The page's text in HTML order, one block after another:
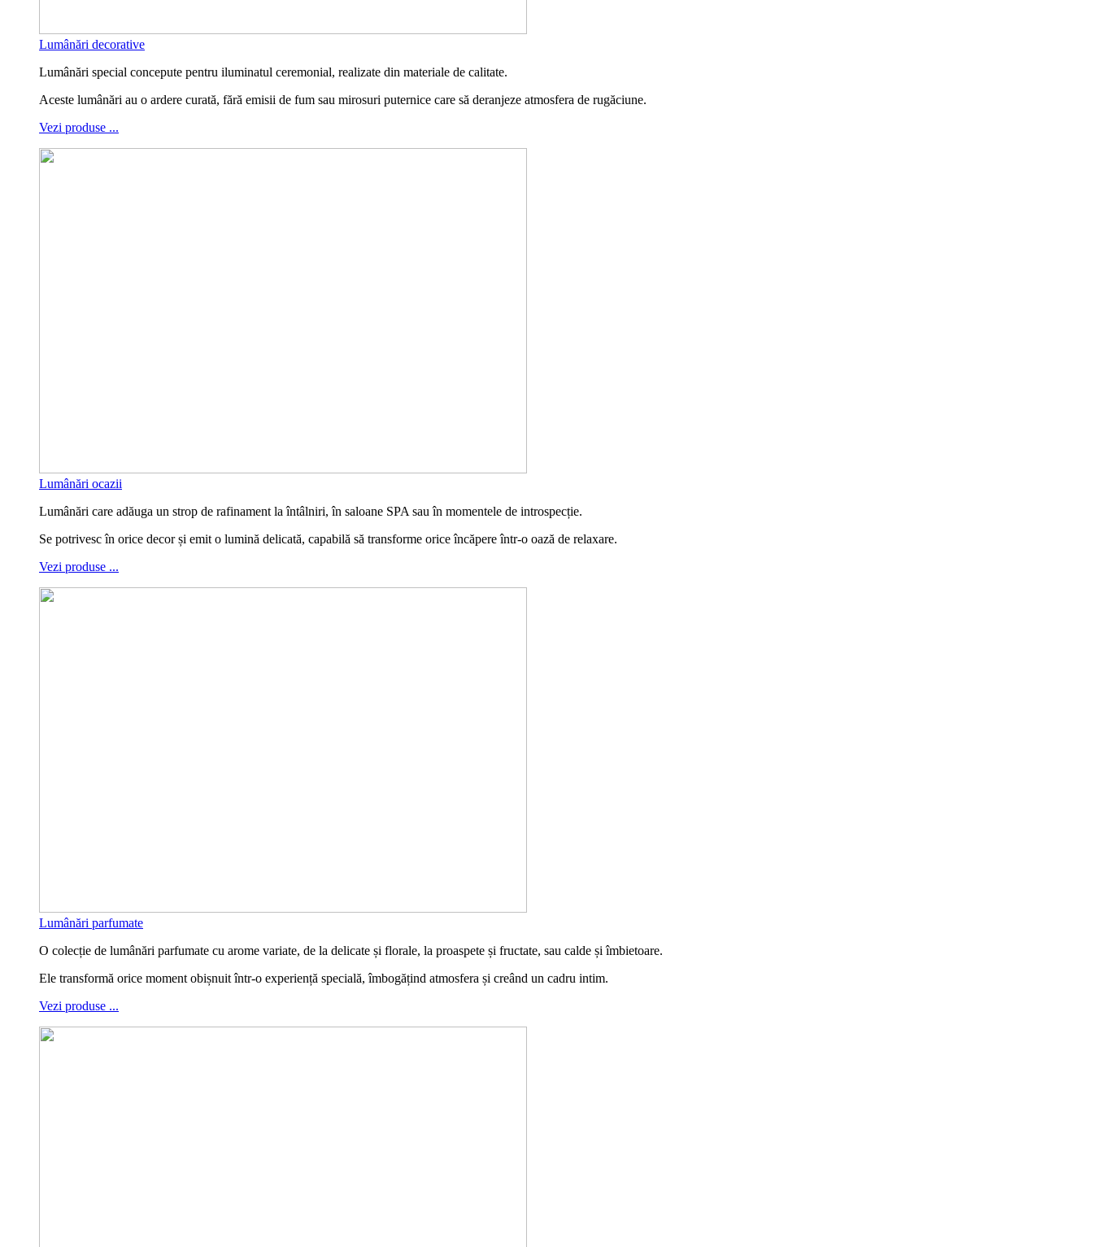
Lumânări decorative
Lumânări special concepute pentru iluminatul ceremonial, realizate din materiale de calitate.
Aceste lumânări au o ardere curată, fără emisii de fum sau mirosuri puternice care să deranjeze atmosfera de rugăciune.
Vezi produse ...
Lumânări ocazii
Lumânări care adăuga un strop de rafinament la întâlniri, în saloane SPA sau în momentele de introspecție.
Se potrivesc în orice decor și emit o lumină delicată, capabilă să transforme orice încăpere într-o oază de relaxare.
Vezi produse ...
Lumânări parfumate
O colecție de lumânări parfumate cu arome variate, de la delicate și florale, la proaspete și fructate, sau calde și îmbietoare.
Ele transformă orice moment obișnuit într-o experiență specială, îmbogățind atmosfera și creând un cadru intim.
Vezi produse ...